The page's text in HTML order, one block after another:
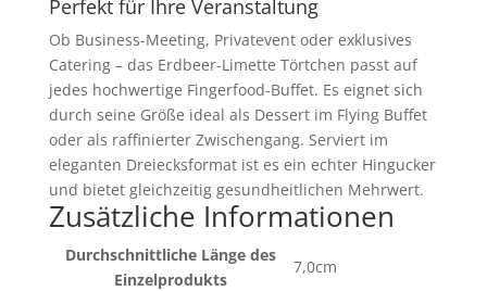
Perfekt für Ihre Veranstaltung
Ob Business-Meeting, Privatevent oder exklusives
Catering – das Erdbeer-Limette Törtchen passt auf
jedes hochwertige Fingerfood-Buffet. Es eignet sich
durch seine Größe ideal als Dessert im Flying Buffet
oder als raffinierter Zwischengang. Serviert im
eleganten Dreiecksformat ist es ein echter Hingucker
und bietet gleichzeitig gesundheitlichen Mehrwert.
Zusätzliche Informationen
Durchschnittliche Länge des
Einzelprodukts
7,0cm